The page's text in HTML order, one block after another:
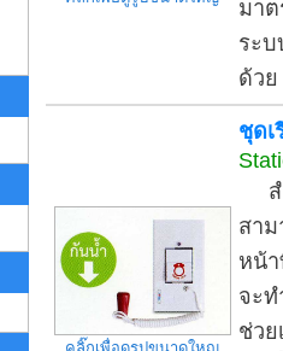
มา
ระ
ด้วย
ชุดเ
สำ
สาม
หน้า
จะท
ช่วย